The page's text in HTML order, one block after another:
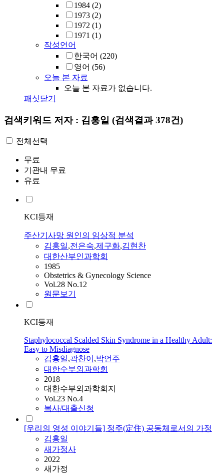
1984 (2)
1973 (2)
1972 (1)
1971 (1)
작성언어
한국어 (220)
영어 (56)
오늘 본 자료
오늘 본 자료가 없습니다.
패싯닫기
검색키워드 저자 : 김홍일 (검색결과 378건)
전체선택
무료
기관내 무료
유료
KCI등재
주산기사망 원인의 임상적 분석
김홍일,전은숙,제구화,김현찬
대한산부인과학회
1985
Obstetrics & Gynecology Science
Vol.28 No.12
원문보기
KCI등재
Staphylococcal Scalded Skin Syndrome in a Healthy Adult:
Easy to Misdiagnose
김홍일,곽찬이 ,박언주
대한수부외과학회
2018
대한수부외과학회지
Vol.23 No.4
복사/대출신청
[우리의 영성 이야기들] 정주(定住) 공동체로서의 가정
김홍일
새가정사
2022
새가정